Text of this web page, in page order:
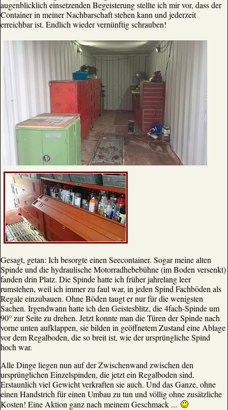
augenblicklich einsetzenden Begeisterung stellte ich mir vor, dass der
Container in meiner Nachbarschaft stehen kann und jederzeit
erreichbar ist. Endlich wieder vernünftig schrauben!
Gesagt, getan: Ich besorgte einen Seecontainer. Sogar meine alten
Spinde und die hydraulische Motorradhebebühne (im Boden versenkt)
fanden drin Platz. Die Spinde hatte ich früher jahrelang leer
rumstehen, weil ich immer zu faul war, in jeden Spind Fachböden als
Regale einzubauen. Ohne Böden taugt er nur für die wenigsten
Sachen. Irgendwann hatte ich den Geistesblitz, die 4fach-Spinde um
90° zur Seite zu drehen. Jetzt konnte man die Türen der Spinde nach
vorne unten aufklappen, sie bilden in geöffnetem Zustand eine Ablage
vor dem Regalboden, die so breit ist, wie der ursprüngliche Spind
hoch war.
Alle Dinge liegen nun auf der Zwischenwand zwischen den
ursprünglichen Einzelspinden, die jetzt ein Regalboden sind.
Erstaunlich viel Gewicht verkraften sie auch. Und das Ganze, ohne
einen Handstrich für einen Umbau zu tun und völlig ohne zusätzliche
Kosten! Eine Aktion ganz nach meinem Geschmack ...